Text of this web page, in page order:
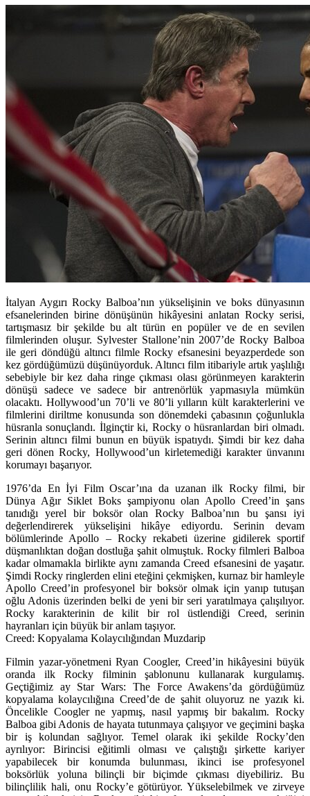
İtalyan Aygırı Rocky Balboa’nın yükselişinin ve boks dünyasının
efsanelerinden birine dönüşünün hikâyesini anlatan Rocky serisi,
tartışmasız bir şekilde bu alt türün en popüler ve de en sevilen
filmlerinden oluşur. Sylvester Stallone’nin 2007’de Rocky Balboa
ile geri döndüğü altıncı filmle Rocky efsanesini beyazperdede son
kez gördüğümüzü düşünüyorduk. Altıncı film itibariyle artık yaşlılığı
sebebiyle bir kez daha ringe çıkması olası görünmeyen karakterin
dönüşü sadece ve sadece bir antrenörlük yapmasıyla mümkün
olacaktı. Hollywood’un 70’li ve 80’li yılların kült karakterlerini ve
filmlerini diriltme konusunda son dönemdeki çabasının çoğunlukla
hüsranla sonuçlandı. İlginçtir ki, Rocky o hüsranlardan biri olmadı.
Serinin altıncı filmi bunun en büyük ispatıydı. Şimdi bir kez daha
geri dönen Rocky, Hollywood’un kirletemediği karakter ünvanını
korumayı başarıyor.
1976’da En İyi Film Oscar’ına da uzanan ilk Rocky filmi, bir
Dünya Ağır Siklet Boks şampiyonu olan Apollo Creed’in şans
tanıdığı yerel bir boksör olan Rocky Balboa’nın bu şansı iyi
değerlendirerek yükselişini hikâye ediyordu. Serinin devam
bölümlerinde Apollo – Rocky rekabeti üzerine gidilerek sportif
düşmanlıktan doğan dostluğa şahit olmuştuk. Rocky filmleri Balboa
kadar olmamakla birlikte aynı zamanda Creed efsanesini de yaşatır.
Şimdi Rocky ringlerden elini eteğini çekmişken, kurnaz bir hamleyle
Apollo Creed’in profesyonel bir boksör olmak için yanıp tutuşan
oğlu Adonis üzerinden belki de yeni bir seri yaratılmaya çalışılıyor.
Rocky karakterinin de kilit bir rol üstlendiği Creed, serinin
hayranları için büyük bir anlam taşıyor.
Creed: Kopyalama Kolaycılığından Muzdarip
Filmin yazar-yönetmeni Ryan Coogler, Creed’in hikâyesini büyük
oranda ilk Rocky filminin şablonunu kullanarak kurgulamış.
Geçtiğimiz ay Star Wars: The Force Awakens’da gördüğümüz
kopyalama kolaycılığına Creed’de de şahit oluyoruz ne yazık ki.
Öncelikle Coogler ne yapmış, nasıl yapmış bir bakalım. Rocky
Balboa gibi Adonis de hayata tutunmaya çalışıyor ve geçimini başka
bir iş kolundan sağlıyor. Temel olarak iki şekilde Rocky’den
ayrılıyor: Birincisi eğitimli olması ve çalıştığı şirkette kariyer
yapabilecek bir konumda bulunması, ikinci ise profesyonel
boksörlük yoluna bilinçli bir biçimde çıkması diyebiliriz. Bu
bilinçlilik hali, onu Rocky’e götürüyor. Yükselebilmek ve zirveye